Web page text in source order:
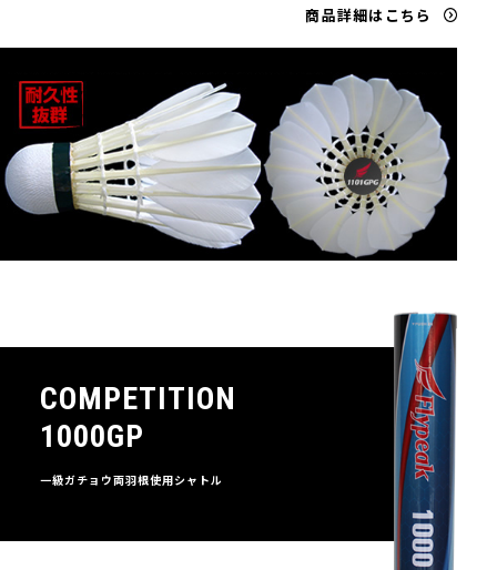
商品詳細はこちら
COMPETITION
1000GP
一級ガチョウ両羽根使用シャトル